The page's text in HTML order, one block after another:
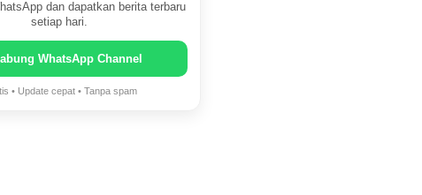
dan dapatkan berita terbaru
setiap hari.
WhatsApp Channel
• Update cepat • Tanpa spam